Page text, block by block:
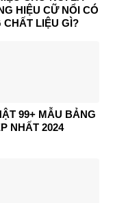
HIỆU CỮ NỔI CÓ
CHẤT LIỆU GÌ?
99+ MẪU BẢNG
NHẤT 2024